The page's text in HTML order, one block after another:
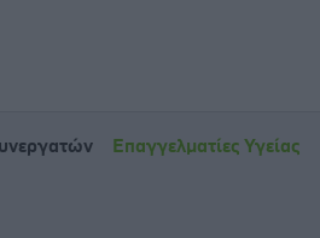
Επαγγελματίες Υγείας